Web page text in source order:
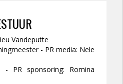
Vandeputte
- PR media: Nele
- PR sponsoring: Romina